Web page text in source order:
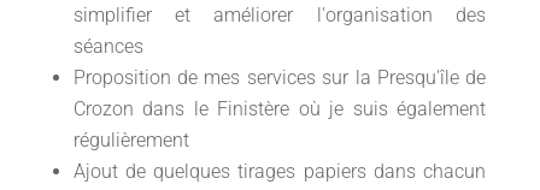
simplifier et améliorer l'organisation des
séances
Proposition de mes services sur la Presqu'île de
Crozon dans le Finistère où je suis également
régulièrement
Ajout de quelques tirages papiers dans chacun